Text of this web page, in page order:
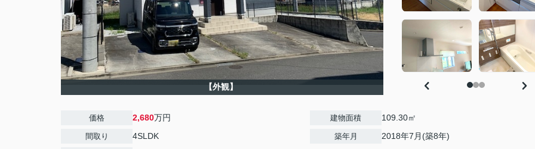
【外観】
価格 2,680万円
間取り 4SLDK
建物面積 109.30㎡
築年月 2018年7月(築8年)